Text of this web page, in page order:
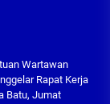
Wartawan
Rapat Kerja
Batu, Jumat